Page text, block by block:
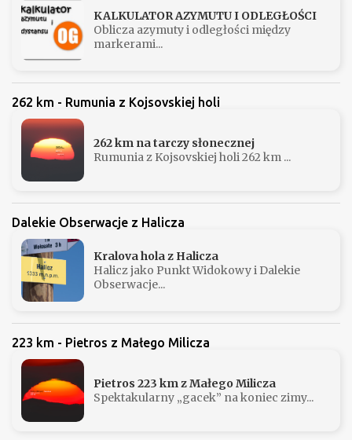
KALKULATOR AZYMUTU I ODLEGŁOŚCI
Oblicza azymuty i odległości między
markerami...
262 km - Rumunia z Kojsovskiej holi
262 km na tarczy słonecznej
Rumunia z Kojsovskiej holi 262 km ...
Dalekie Obserwacje z Halicza
Kralova hola z Halicza
Halicz jako Punkt Widokowy i Dalekie
Obserwacje...
223 km - Pietros z Małego Milicza
Pietros 223 km z Małego Milicza
Spektakularny „gacek” na koniec zimy...